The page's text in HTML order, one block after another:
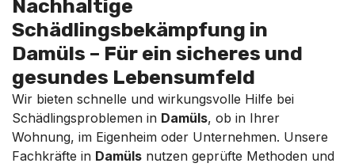
Nachhaltige
Schädlingsbekämpfung in
Damüls – Für ein sicheres und
gesundes Lebensumfeld
Wir bieten schnelle und wirkungsvolle Hilfe bei
Schädlingsproblemen in Damüls, ob in Ihrer
Wohnung, im Eigenheim oder Unternehmen. Unsere
Fachkräfte in Damüls nutzen geprüfte Methoden und